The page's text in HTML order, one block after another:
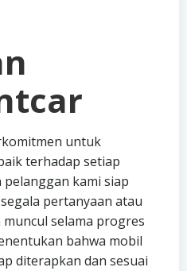
untuk
terhadap setiap
pelanggan kami siap
pertanyaan atau
selama progres
bahwa mobil
diterapkan dan sesuai